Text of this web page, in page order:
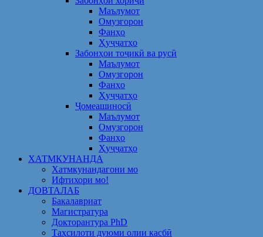
Маълумот
Омузгорон
Фанҳо
Ҳуҷҷатҳо
Забонҳои тоҷикӣ ва русӣ
Маълумот
Омузгорон
Фанҳо
Ҳуҷҷатҳо
Ҷомеашиносӣ
Маълумот
Омузгорон
Фанҳо
Ҳуҷҷатҳо
ХАТМКУНАНДА
Хатмкунандагони мо
Ифтихори мо!
ДОВТАЛАБ
Бакалавриат
Магистратура
Докторантура PhD
Таҳсилоти дуюми олии касбӣ